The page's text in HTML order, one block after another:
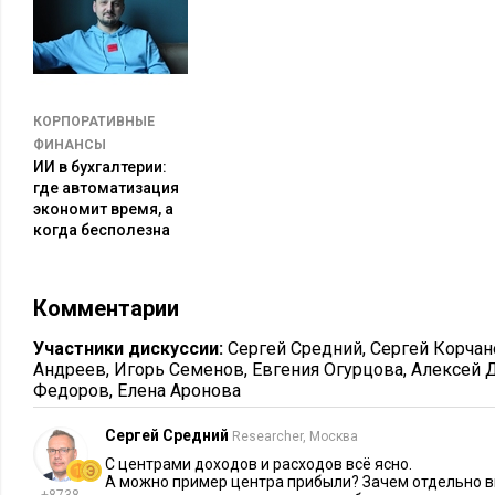
модель. Кроме того, должны быть четко определены
«начислено» (выполнение работ, отгрузка продукции) и
расчетный счет). Следует создать специальные
периодам.
Не менее важен контроль исполнения бюджетов. Он бывает
Предварительный – согласование заявок с целью
расходов.
При анализе отклонений нужно выявить причины
плановых показателей. Конечно, идея, что фактические
плановым – утопична. Скажем так: здесь важнее не
0%-10% – нормальное отклонение;
КОРПОРАТИВНЫЕ
ФИНАНСЫ
ИИ в бухгалтерии:
где автоматизация
экономит время, а
когда бесполезна
Комментарии
Участники дискуссии: Сергей Средний, Сергей
Андреев, Игорь Семенов, Евгения Огурцова, Алексей
Федоров, Елена Аронова
Сергей Средний Researcher, Москва
С центрами доходов и расходов всё ясно.
А можно пример центра прибыли? Зачем отдельно